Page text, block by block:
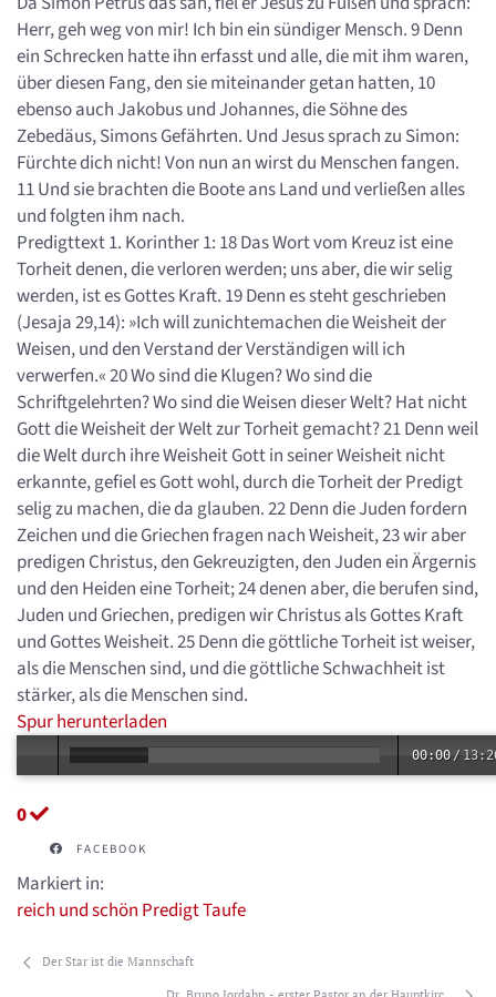
Herr, geh weg von mir! Ich bin ein sündiger Mensch. 9 Denn
ein Schrecken hatte ihn erfasst und alle, die mit ihm waren,
über diesen Fang, den sie miteinander getan hatten, 10
ebenso auch Jakobus und Johannes, die Söhne des
Zebedäus, Simons Gefährten. Und Jesus sprach zu Simon:
Fürchte dich nicht! Von nun an wirst du Menschen fangen.
11 Und sie brachten die Boote ans Land und verließen alles
und folgten ihm nach.
Predigttext 1. Korinther 1: 18 Das Wort vom Kreuz ist eine
Torheit denen, die verloren werden; uns aber, die wir selig
werden, ist es Gottes Kraft. 19 Denn es steht geschrieben
(Jesaja 29,14): »Ich will zunichtemachen die Weisheit der
Weisen, und den Verstand der Verständigen will ich
verwerfen.« 20 Wo sind die Klugen? Wo sind die
Schriftgelehrten? Wo sind die Weisen dieser Welt? Hat nicht
Gott die Weisheit der Welt zur Torheit gemacht? 21 Denn weil
die Welt durch ihre Weisheit Gott in seiner Weisheit nicht
erkannte, gefiel es Gott wohl, durch die Torheit der Predigt
selig zu machen, die da glauben. 22 Denn die Juden fordern
Zeichen und die Griechen fragen nach Weisheit, 23 wir aber
predigen Christus, den Gekreuzigten, den Juden ein Ärgernis
und den Heiden eine Torheit; 24 denen aber, die berufen sind,
Juden und Griechen, predigen wir Christus als Gottes Kraft
und Gottes Weisheit. 25 Denn die göttliche Torheit ist weiser,
als die Menschen sind, und die göttliche Schwachheit ist
stärker, als die Menschen sind.
Spur herunterladen
00:00 /
0
FACEBOOK
Markiert in:
reich und schön PredigtTaufe
Der Star ist die Mannschaft